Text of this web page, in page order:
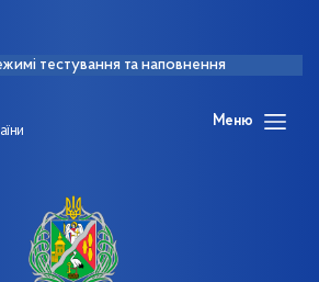
тестування та наповнення
Меню